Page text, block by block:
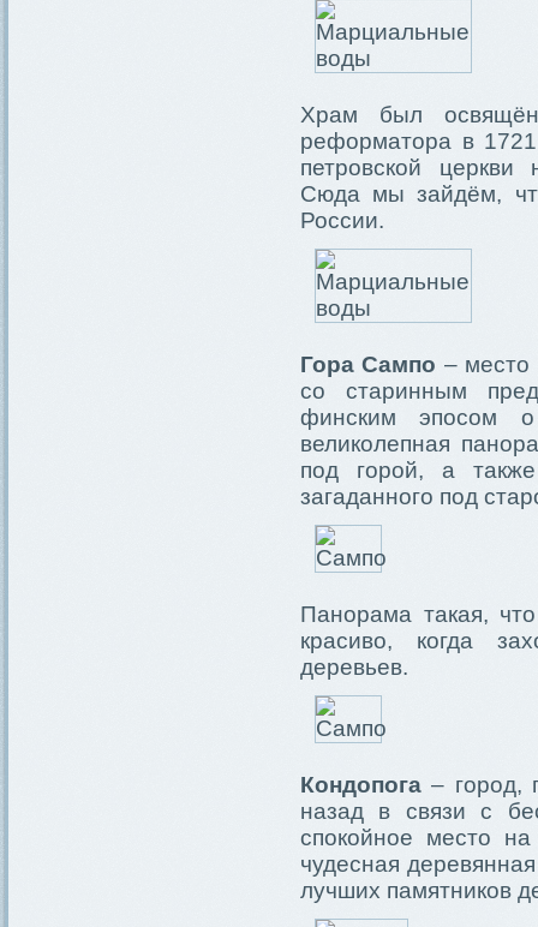
Храм был
реформатора в
петровской
Сюда мы зайдём,
России.
Гора Сампо – место
со старинным
финским эпосом
великолепная
под горой, а
загаданного под
Панорама такая,
красиво, когда
деревьев.
Кондопога – город,
назад в связи с
спокойное место
чудесная
лучших памятников